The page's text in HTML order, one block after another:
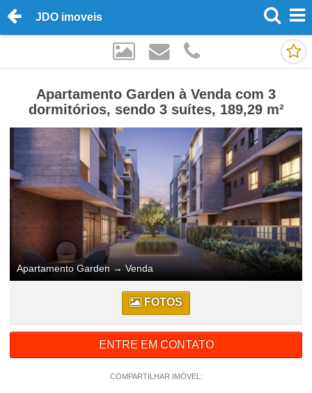
JDO imoveis
Apartamento Garden à Venda com 3
dormitórios, sendo 3 suítes, 189,29 m²
Apartamento Garden → Venda
FOTOS
ENTRE EM CONTATO
COMPARTILHAR IMÓVEL: